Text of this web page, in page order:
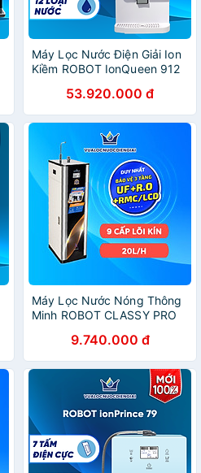
Máy Lọc Nước Điện Giải Ion
Kiềm ROBOT IonQueen 912
Hàng Chính Hãng
53.920.000 đ
Máy Lọc Nước Nóng Thông
Minh ROBOT CLASSY PRO
Công Nghệ Làm Nóng
Thông Minh - Hàng Chính
Hãng
9.740.000 đ